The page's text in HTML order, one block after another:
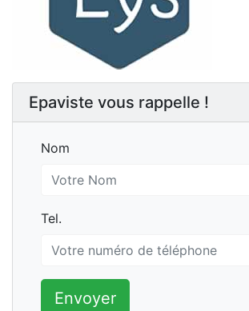
Epaviste vous rappelle !
Nom
Nom
Tel.
Tel.
Envoyer